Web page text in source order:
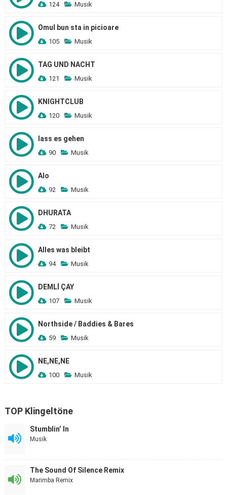
124 Musik
Omul bun sta in picioare
105 Musik
TAG UND NACHT
121 Musik
KNIGHTCLUB
120 Musik
lass es gehen
90 Musik
Alo
92 Musik
DHURATA
72 Musik
Alles was bleibt
94 Musik
DEMLİ ÇAY
107 Musik
Northside / Baddies & Bares
59 Musik
NE,NE,NE
100 Musik
TOP Klingeltöne
Stumblin’ In
Musik
The Sound Of Silence Remix
Marimba Remix